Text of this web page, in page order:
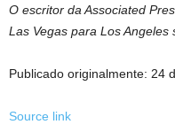
O escritor da Associated
Las Vegas para Los Angeles
Publicado originalmente: 24
Source link